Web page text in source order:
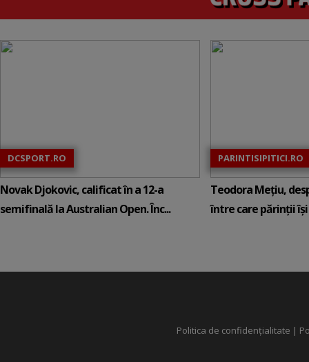
DCSPORT.RO
Novak Djokovic, calificat în a 12-a
semifinală la Australian Open. Înc...
PARINTISIPITICI.RO
Teodora Mețiu,
între care părinții își
Politica de confidențialitate |